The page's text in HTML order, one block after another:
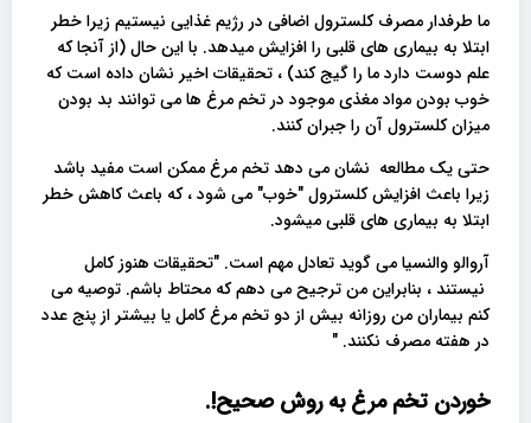
ما طرفدار مصرف کلسترول اضافی در رژیم غذایی نیستیم زیرا خطر
ابتلا به بیماری های قلبی را افزایش میدهد. با این حال (از آنجا که
علم دوست دارد ما را گیج کند) ، تحقیقات اخیر نشان داده است که
خوب بودن مواد مغذی موجود در تخم مرغ ها می توانند بد بودن
میزان کلسترول آن را جبران کنند.
حتی یک مطالعه نشان می دهد تخم مرغ ممکن است مفید باشد
زیرا باعث افزایش کلسترول "خوب" می شود ، که باعث کاهش خطر
ابتلا به بیماری های قلبی میشود.
آروالو والنسیا می گوید تعادل مهم است. "تحقیقات هنوز کامل
نیستند ، بنابراین من ترجیح می دهم که محتاط باشم. توصیه می
کنم بیماران من روزانه بیش از دو تخم مرغ کامل یا بیشتر از پنج عدد
در هفته مصرف نکنند. "
خوردن تخم مرغ به روش صحیح!.